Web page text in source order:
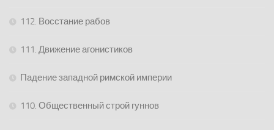
112. Восстание рабов
111. Движение агонистиков
Падение западной римской империи
110. Общественный строй гуннов